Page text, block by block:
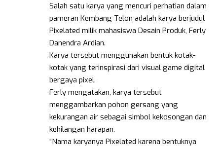
Salah satu karya yang mencuri perhatian dalam
pameran Kembang Telon adalah karya berjudul
Pixelated milik mahasiswa Desain Produk, Ferly
Danendra Ardian.
Karya tersebut menggunakan bentuk kotak-
kotak yang terinspirasi dari visual game digital
bergaya pixel.
Ferly mengatakan, karya tersebut
menggambarkan pohon gersang yang
kekurangan air sebagai simbol kekosongan dan
kehilangan harapan.
“Nama karyanya Pixelated karena bentuknya